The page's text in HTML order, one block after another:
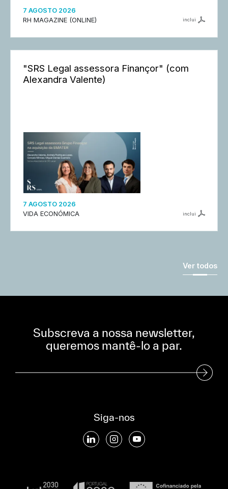
7 AGOSTO 2026
RH MAGAZINE (ONLINE)
inclui
"SRS Legal assessora Finançor" (com
Alexandra Valente)
7 AGOSTO 2026
VIDA ECONÓMICA
inclui
Ver todos
Subscreva a nossa newsletter,
queremos mantê-lo a par.
Subscreva a nossa Newsletter
Siga-nos